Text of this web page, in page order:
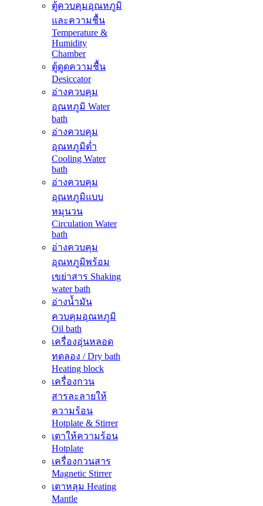
ตู้ควบคุมอุณหภูมิ
และความชื้น
Temperature &
Humidity
Chamber
ตู้ดูดความชื้น
Desiccator
อ่างควบคุม
อุณหภูมิ Water
bath
อ่างควบคุม
อุณหภูมิต่ำ
Cooling Water
bath
อ่างควบคุม
อุณหภูมิแบบ
หมุนวน
Circulation Water
bath
อ่างควบคุม
อุณหภูมิพร้อม
เขย่าสาร Shaking
water bath
อ่างน้ำมัน
ควบคุมอุณหภูมิ
Oil bath
เครื่องอุ่นหลอด
ทดลอง / Dry bath
Heating block
เครื่องกวน
สารละลายให้
ความร้อน
Hotplate & Stirrer
เตาให้ความร้อน
Hotplate
เครื่องกวนสาร
Magnetic Stirrer
เตาหลุม Heating
Mantle